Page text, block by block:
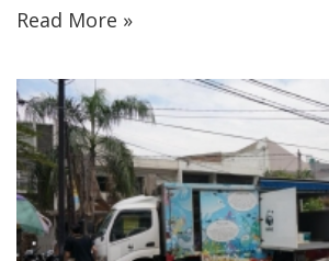
Read More »